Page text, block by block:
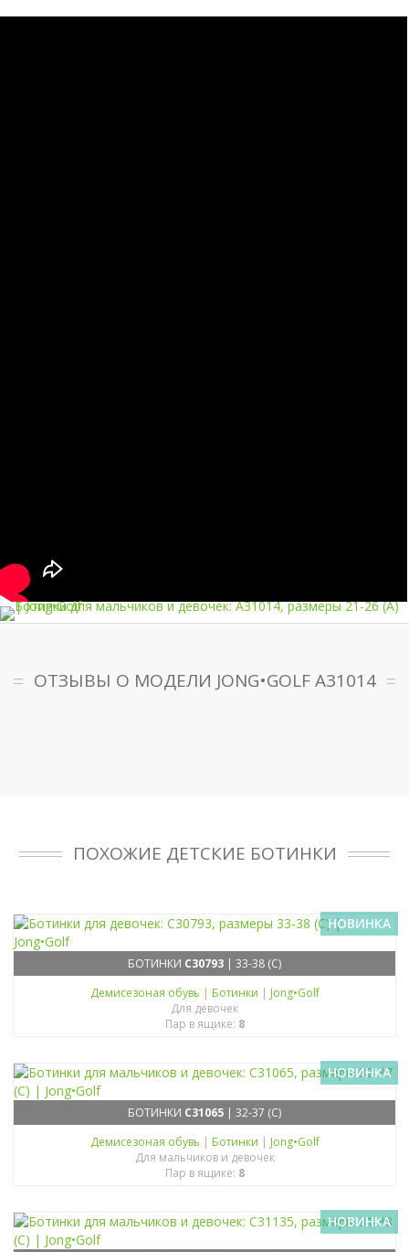
ОТЗЫВЫ О МОДЕЛИ JONG•GOLF A31014
ПОХОЖИЕ ДЕТСКИЕ БОТИНКИ
НОВИНКА
БОТИНКИ C30793 | 33-38 (C)
Демисезоная обувь | Ботинки | Jong•Golf
Для девочек
Пар в ящике: 8
НОВИНКА
БОТИНКИ C31065 | 32-37 (C)
Демисезоная обувь | Ботинки | Jong•Golf
Для мальчиков и девочек
Пар в ящике: 8
НОВИНКА